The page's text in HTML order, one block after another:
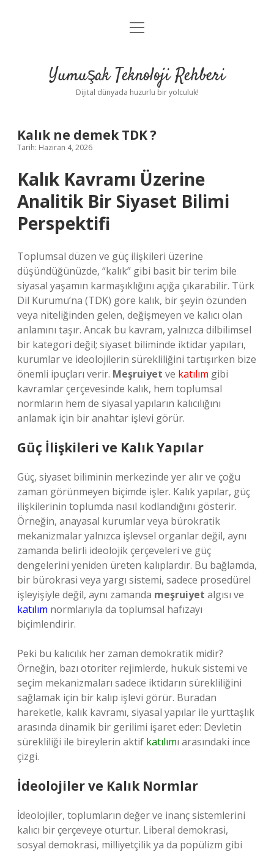
Anasayfa
Yasal Uyarı
menüyü
Yumuşak Teknoloji Rehberi
Dijital dünyada huzurlu bir yolculuk!
Kalık ne demek TDK ?
Tarih: Haziran 4, 2026
Kalık Kavramı Üzerine
Analitik Bir Siyaset Bilimi
Perspektifi
Toplumsal düzen ve güç ilişkileri üzerine
düşündüğünüzde, “kalık” gibi basit bir terim bile
siyasal yaşamın karmaşıklığını açığa çıkarabilir. Türk
Dil Kurumu’na (TDK) göre kalık, bir şeyin özünden
veya niteliğinden gelen, değişmeyen ve kalıcı olan
anlamını taşır. Ancak bu kavram, yalnızca dilbilimsel
bir kategori değil; siyaset biliminde iktidar yapıları,
kurumlar ve ideolojilerin sürekliliğini tartışırken bize
önemli ipuçları verir. Meşruiyet ve katılım gibi
kavramlar çerçevesinde kalık, hem toplumsal
normların hem de siyasal yapıların kalıcılığını
anlamak için bir anahtar işlevi görür.
Güç İlişkileri ve Kalık Yapılar
Güç, siyaset biliminin merkezinde yer alır ve çoğu
zaman görünmeyen biçimde işler. Kalık yapılar, güç
ilişkilerinin toplumda nasıl kodlandığını gösterir.
Örneğin, anayasal kurumlar veya bürokratik
mekanizmalar yalnızca işlevsel organlar değil, aynı
zamanda belirli ideolojik çerçeveleri ve güç
dengelerini yeniden üreten kalıplardır. Bu bağlamda,
bir bürokrasi veya yargı sistemi, sadece prosedürel
işleyişiyle değil, aynı zamanda meşruiyet algısı ve
katılım normlarıyla da toplumsal hafızayı
biçimlendirir.
Peki bu kalıcılık her zaman demokratik midir?
Örneğin, bazı otoriter rejimlerde, hukuk sistemi ve
seçim mekanizmaları sadece iktidarın sürekliliğini
sağlamak için bir kalıp işlevi görür. Buradan
hareketle, kalık kavramı, siyasal yapılar ile yurttaşlık
arasında dinamik bir gerilimi işaret eder: Devletin
sürekliliği ile bireylerin aktif katılımı arasındaki ince
çizgi.
İdeolojiler ve Kalık Normlar
İdeolojiler, toplumların değer ve inanç sistemlerini
kalıcı bir çerçeveye oturtur. Liberal demokrasi,
sosyal demokrasi, milliyetçilik ya da popülizm gibi